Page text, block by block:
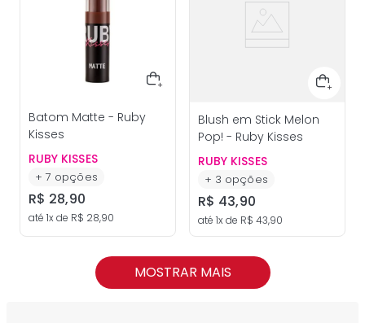
Batom Matte - Ruby
Kisses
RUBY KISSES
+7 opções
R$ 28,90
até 1x de R$ 28,90
Blush em Stick Melon
Pop! - Ruby Kisses
RUBY KISSES
+ 3 opções
R$ 43,90
até 1x de R$ 43,90
MOSTRAR MAIS